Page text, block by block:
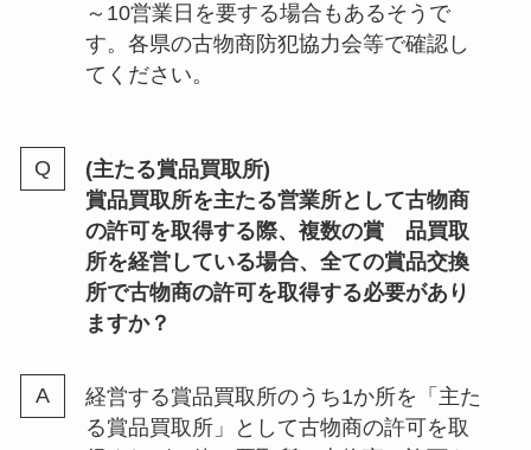
～10営業日を要する場合もあるそうで
す。各県の古物商防犯協力会等で確認し
てください。
(主たる賞品買取所)
賞品買取所を主たる営業所として古物商
の許可を取得する際、複数の賞 品買取
所を経営している場合、全ての賞品交換
所で古物商の許可を取得する必要があり
ますか？
経営する賞品買取所のうち1か所を「主た
る賞品買取所」として古物商の許可を取